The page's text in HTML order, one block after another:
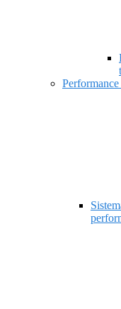
Performance